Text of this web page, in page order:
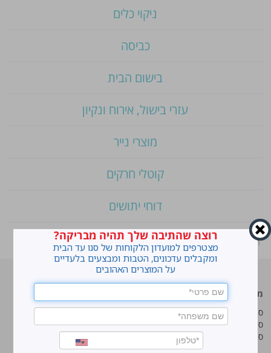
ניקוי כלים
כביסה
בישום הבית
עזרי בישול, אירוח ונקיון
מוצרי נייר
קוטלי חרקים
דוחי יתושים
ראשי Shop
»סנו די דוחה יתושים פלוס אלוורה
מוצרים מובילים
סנו ז'אוול סופר ג'ל
סנו ז'אוול קצף ניקוי
סנו ז'אוול אבקת ניקוי
לנקות חלונות עם חיוך
עושים סדר בארון הנעליים
טיפים והמלצות מקצועיות לשימוש
רוצה שהתיבה שלך תהיה מבריקה?
מצטרפים למועדון הלקוחות של סנו עד הבית
ומקבלים עדכונים, הטבות ומבצעים בלעדיים
על המוצרים האהובים